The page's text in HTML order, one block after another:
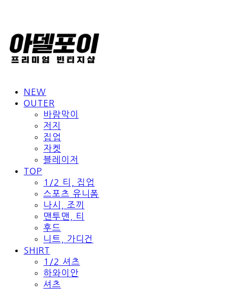
NEW
OUTER
바람막이
저지
집업
자켓
블레이저
TOP
1/2 티, 집업
스포츠 유니폼
나시, 조끼
맨투맨, 티
후드
니트, 가디건
SHIRT
1/2 셔츠
하와이안
셔츠